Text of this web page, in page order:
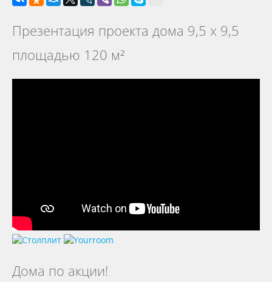
Презентация проекта дома 9,5 х 9,5
площадью 120 м²
Дома по акции!